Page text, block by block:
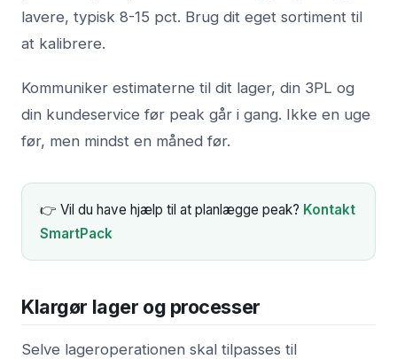
lavere, typisk 8-15 pct. Brug dit eget sortiment til
at kalibrere.
Kommuniker estimaterne til dit lager, din 3PL og
din kundeservice før peak går i gang. Ikke en uge
før, men mindst en måned før.
👉 Vil du have hjælp til at planlægge peak? Kontakt
SmartPack
Klargør lager og processer
Selve lageroperationen skal tilpasses til